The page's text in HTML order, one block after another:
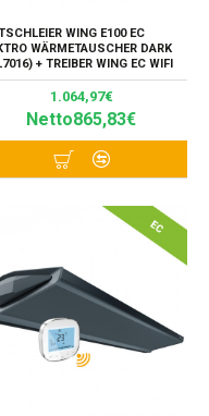
WING E100 EC
WÄRMETAUSCHER DARK
+ TREIBER WING EC WIFI
1.064,97€
Netto865,83€